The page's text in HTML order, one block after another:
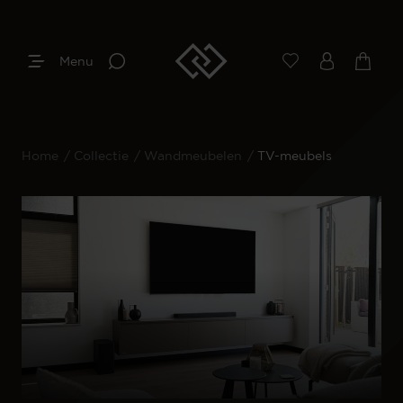
Menu
Home / Collectie / Wandmeubelen / TV-meubels